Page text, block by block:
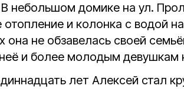
небольшом домике на ул.
отопление и колонка с водой
она не обзавелась своей
и более молодым девушкам
лет Алексей стал